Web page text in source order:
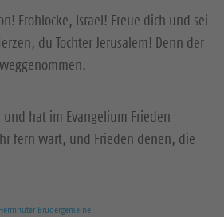
Frohlocke, Israel! Freue dich und sei
du Tochter Jerusalem! Denn der
und hat im Evangelium Frieden
fern wart, und Frieden denen, die
Brüdergemeine